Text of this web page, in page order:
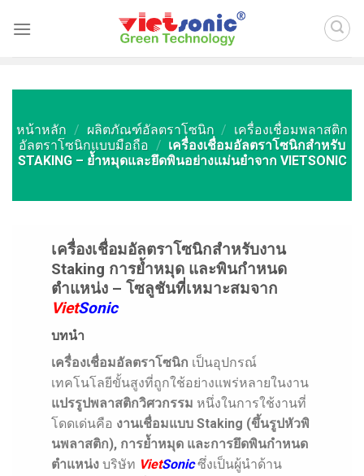
หน้าหลัก / ผลิตภัณฑ์อัลตราโซนิก / เครื่องเชื่อมพลาสติก
อัลตราโซนิกแบบมือถือ / เครื่องเชื่อมอัลตราโซนิกสำหรับ
STAKING – ย้ำหมุดและยึดพินอย่างแม่นยำจาก VIETSONIC
เครื่องเชื่อมอัลตราโซนิกสำหรับงาน
Staking การย้ำหมุด และพินกำหนด
ตำแหน่ง – โซลูชันที่เหมาะสมจาก
VietSonic
บทนำ
เครื่องเชื่อมอัลตราโซนิก เป็นอุปกรณ์
เทคโนโลยีขั้นสูงที่ถูกใช้อย่างแพร่หลายในงาน
แปรรูปพลาสติกวิศวกรรม หนึ่งในการใช้งานที่
โดดเด่นคือ งานเชื่อมแบบ Staking (ขึ้นรูปหัวพิ
นพลาสติก), การย้ำหมุด และการยึดพินกำหนด
ตำแหน่งบริษัท VietSonicซึ่งเป็นผู้นำด้าน